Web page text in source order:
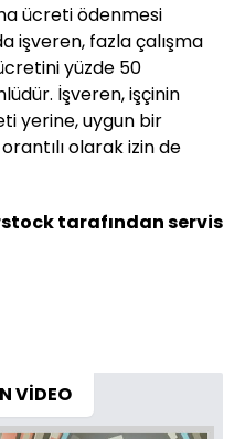
ücreti ödenmesi
işveren, fazla çalışma
yüzde 50
İşveren, işçinin
yerine, uygun bir
olarak izin de
tarafından servis
VİDEO